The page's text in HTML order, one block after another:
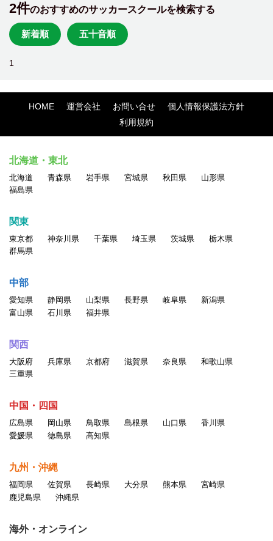
2件のおすすめのサッカースクールを検索する
新着順 五十音順
1
HOME 運営会社 お問い合せ
個人情報保護法方針
利用規約
北海道・東北
北海道 青森県 岩手県 宮城県 秋田県
山形県
福島県
関東
東京都 神奈川県 千葉県 埼玉県 茨城県
栃木県
群馬県
中部
愛知県 静岡県 山梨県 長野県 岐阜県
新潟県
富山県
石川県 福井県
関西
大阪府 兵庫県 京都府 滋賀県 奈良県
和歌山県
三重県
中国・四国
広島県 岡山県 鳥取県 島根県 山口県
香川県
愛媛県
徳島県 高知県
九州・沖縄
福岡県 佐賀県 長崎県 大分県 熊本県
宮崎県
鹿児島県
沖縄県
海外・オンライン